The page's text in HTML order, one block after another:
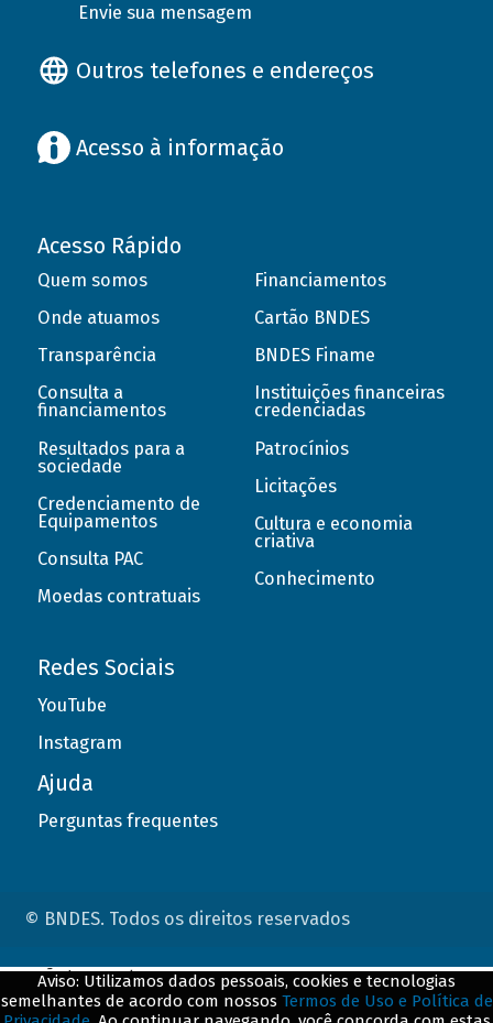
Envie sua mensagem
Outros telefones e endereços
Acesso à informação
Acesso Rápido
Quem somos
Onde atuamos
Transparência
Consulta a
financiamentos
Resultados para a
sociedade
Credenciamento de
Equipamentos
Consulta PAC
Moedas contratuais
Financiamentos
Cartão BNDES
BNDES Finame
Instituições financeiras
credenciadas
Patrocínios
Licitações
Cultura e economia
criativa
Conhecimento
Redes Sociais
YouTube
Instagram
Ajuda
Perguntas frequentes
© BNDES. Todos os direitos reservados
Aviso: Utilizamos dados pessoais, cookies e tecnologias
semelhantes de acordo com nossos Termos de Uso e Política de
ConteÃºdo complementar
${title}${badge}